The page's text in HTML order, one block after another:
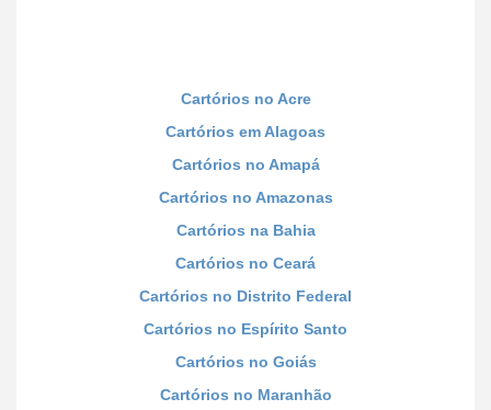
Cartórios no Acre
Cartórios em Alagoas
Cartórios no Amapá
Cartórios no Amazonas
Cartórios na Bahia
Cartórios no Ceará
Cartórios no Distrito Federal
Cartórios no Espírito Santo
Cartórios no Goiás
Cartórios no Maranhão